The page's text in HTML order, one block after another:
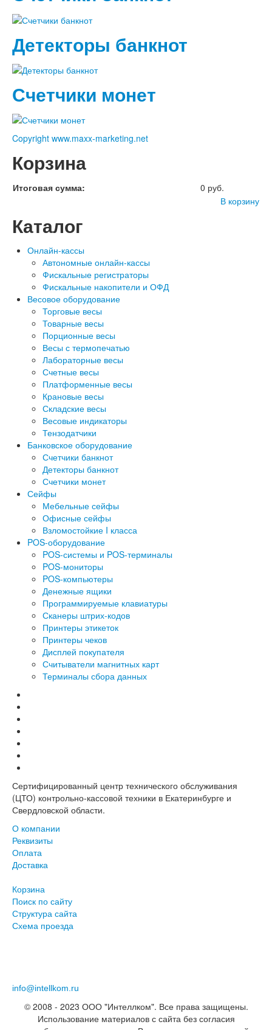
Детекторы банкнот
Счетчики монет
Copyright www.maxx-marketing.net
Корзина
Итоговая сумма:
0 руб.
В корзину
Каталог
Онлайн-кассы
Автономные онлайн-кассы
Фискальные регистраторы
Фискальные накопители и ОФД
Весовое оборудование
Торговые весы
Товарные весы
Порционные весы
Весы с термопечатью
Лабораторные весы
Счетные весы
Платформенные весы
Крановые весы
Складские весы
Весовые индикаторы
Тензодатчики
Банковское оборудование
Счетчики банкнот
Детекторы банкнот
Счетчики монет
Сейфы
Мебельные сейфы
Офисные сейфы
Взломостойкие I класса
POS-оборудование
POS-системы и POS-терминалы
POS-мониторы
POS-компьютеры
Денежные ящики
Программируемые клавиатуры
Сканеры штрих-кодов
Принтеры этикеток
Принтеры чеков
Дисплей покупателя
Считыватели магнитных карт
Терминалы сбора данных
Сертифицированный центр технического обслуживания
(ЦТО) контрольно-кассовой техники в Екатеринбурге и
Свердловской области.
О компании
Реквизиты
Оплата
Доставка
Корзина
Поиск по сайту
Структура сайта
Схема проезда
info@intellkom.ru
© 2008 - 2023 ООО "Интеллком". Все права защищены.
Использование материалов с сайта без согласия